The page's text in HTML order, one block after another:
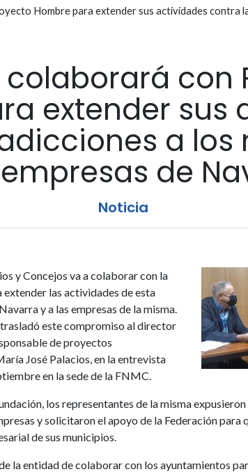
Hombre para extender sus actividades contra
colaborará con
extender sus
a los
de
Noticia
y Concejos va a colaborar con la
las actividades de esta
y a las empresas de la misma.
este compromiso al director
de proyectos
José Palacios, en la entrevista
en la sede de la FNMC.
los representantes de la misma
y solicitaron el apoyo de la Federación para
de sus municipios.
la entidad de colaborar con los ayuntamientos